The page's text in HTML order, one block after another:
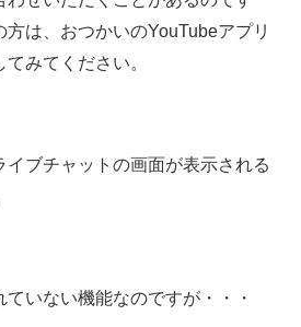
は、おつかいのYouTubeアプリ
みてください。
イブチャットの画面が表示される
いない機能なのですが・・・